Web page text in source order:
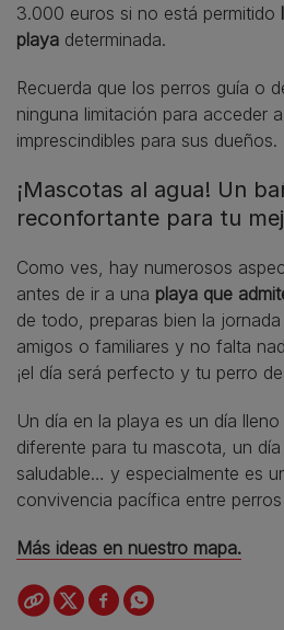
3.000 euros si no está permitido
playa determinada.
Recuerda que los perros guía o
ninguna limitación para acceder
imprescindibles para sus dueños.
¡Mascotas al agua! Un
reconfortante para tu
Como ves, hay numerosos
antes de ir a una playa que
de todo, preparas bien la
amigos o familiares y no falta
¡el día será perfecto y tu perro
Un día en la playa es un día
diferente para tu mascota, un
saludable… y especialmente es
convivencia pacífica entre
Más ideas en nuestro mapa.